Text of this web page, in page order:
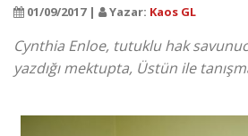
01/09/2017 | Yazar: Kaos GL
Cynthia Enloe, tutuklu hak
yazdığı mektupta, Üstün ile